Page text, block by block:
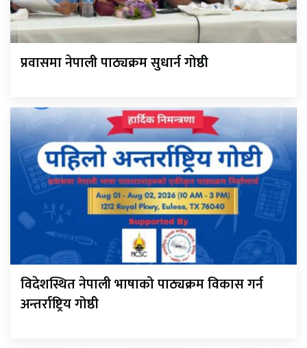
प्रवासमा नेपाली पाठ्यक्रम सुधार्न गोष्ठी
विदेशस्थित नेपाली भाषाको पाठ्यक्रम विकास गर्न
अन्तर्राष्ट्रिय गोष्ठी